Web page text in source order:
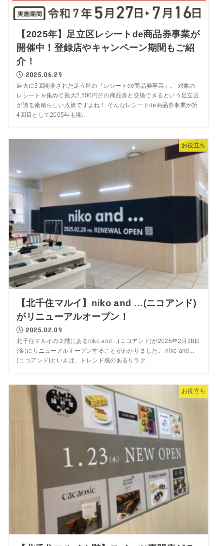
【2025年】足立区レシートde商品券事業が
開催中！登録店やキャンペーン期間もご紹
介！
2025.06.29
過去に3回開催された足立区の『レシートde商品券事業』。 対象の
レシートを集めて最大2,500円分の商品券と交換できるという足立区
が誇る素晴らしい政策ですよね！ そんなレシートde商品券事業が第
4回目として2005年も開...
お役立ち
【北千住マルイ】niko and …(ニコアンド)
がリニューアルオープン！
2025.02.09
北千住マルイの２階にあるniko and…(ニコアンド)が2025年2月28日
(金)にリニューアルオープンすることがわかりました。 niko and…
(ニコアンド)といえば、トレンド感のあるリラク...
お役立ち